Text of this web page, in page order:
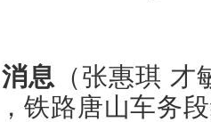
息 （张惠琪 才
铁路唐山车务